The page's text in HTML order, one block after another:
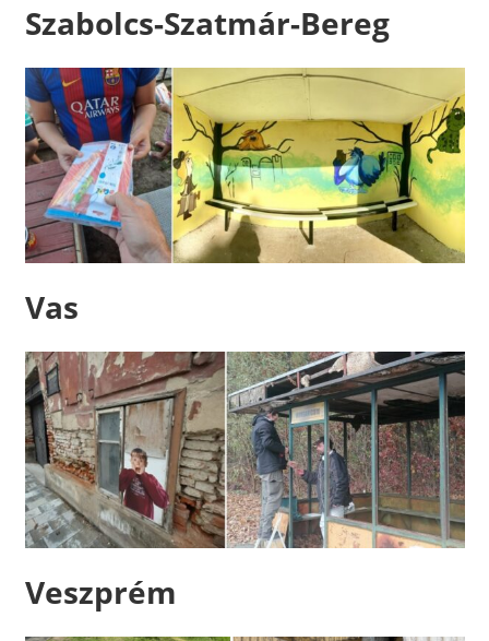
Szabolcs-Szatmár-Bereg
Vas
Veszprém